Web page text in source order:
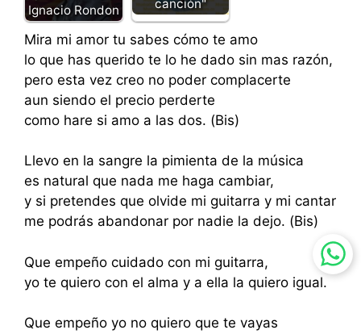
Ignacio Rondon
canción"
Mira mi amor tu sabes cómo te amo
lo que has querido te lo he dado sin mas razón,
pero esta vez creo no poder complacerte
aun siendo el precio perderte
como hare si amo a las dos. (Bis)
Llevo en la sangre la pimienta de la música
es natural que nada me haga cambiar,
y si pretendes que olvide mi guitarra y mi cantar
me podrás abandonar por nadie la dejo. (Bis)
Que empeño cuidado con mi guitarra,
yo te quiero con el alma y a ella la quiero igual.
Que empeño yo no quiero que te vayas